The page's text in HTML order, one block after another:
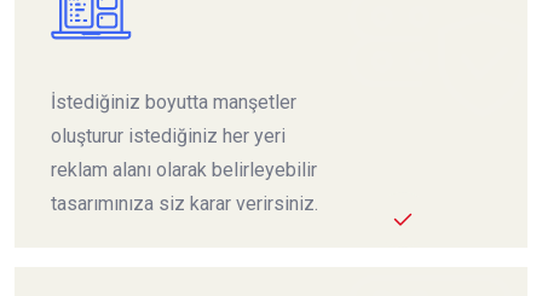
İstediğiniz boyutta manşetler
oluşturur istediğiniz her yeri
reklam alanı olarak belirleyebilir
tasarımınıza siz karar verirsiniz.